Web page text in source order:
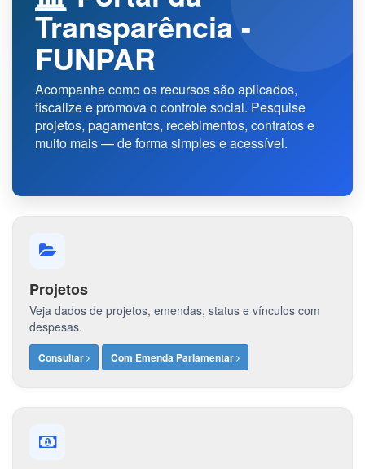
Transparência -
FUNPAR
Acompanhe como os recursos são aplicados,
fiscalize e promova o controle social. Pesquise
projetos, pagamentos, recebimentos, contratos e
muito mais — de forma simples e acessível.
Projetos
Veja dados de projetos, emendas, status e vínculos com
despesas.
Consultar Com Emenda Parlamentar